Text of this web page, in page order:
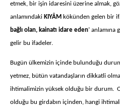
etmek, bir işin idaresini üzerine almak,
anlamındaki KIYÂM kökünden gelen bir
bağlı olan, kainatı idare eden’ anlamına
gelir bu ifadeler.
Bugün ülkemizin içinde bulunduğu
yetmez, bütün vatandaşların dikkatli
ihtimalimizin yüksek olduğu bir durum.
olduğu bu girdabın içinden, hangi